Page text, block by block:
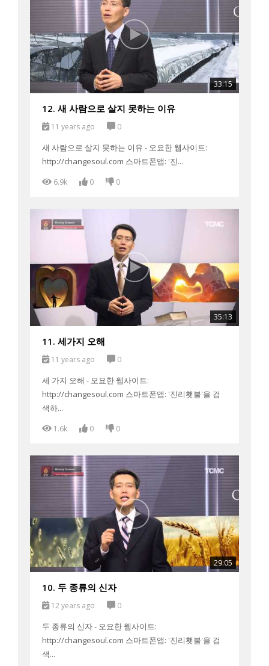
33:15
12. 새 사람으로 살지 못하는 이유
11 years ago 0
새 사람으로 살지 못하는 이유 - 오요한 웹사이트:
http://changesoul.com 스마트폰앱: '진...
6.9k 0 0
35:13
11. 세가지 오해
11 years ago 0
세 가지 오해 - 오요한 웹사이트:
http://changesoul.com 스마트폰앱: '진리횃불'을 검
색하...
1.6k 0 0
29:05
10. 두 종류의 신자
12 years ago 0
두 종류의 신자 - 오요한 웹사이트:
http://changesoul.com 스마트폰앱: '진리횃불'을 검
색...